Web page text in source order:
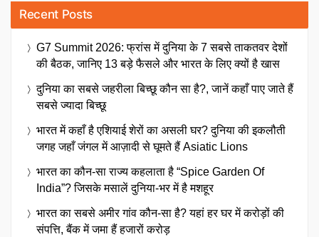
Recent Posts
G7 Summit 2026: फ्रांस में दुनिया के 7 सबसे ताकतवर देशों
की बैठक, जानिए 13 बड़े फैसले और भारत के लिए क्यों है खास
दुनिया का सबसे जहरीला बिच्छू कौन सा है?, जानें कहाँ पाए जाते हैं
सबसे ज्यादा बिच्छू
भारत में कहाँ है एशियाई शेरों का असली घर? दुनिया की इकलौती
जगह जहाँ जंगल में आज़ादी से घूमते हैं Asiatic Lions
भारत का कौन-सा राज्य कहलाता है “Spice Garden Of
India”? जिसके मसालें दुनिया-भर में है मशहूर
भारत का सबसे अमीर गांव कौन-सा है? यहां हर घर में करोड़ों की
संपत्ति, बैंक में जमा हैं हजारों करोड़